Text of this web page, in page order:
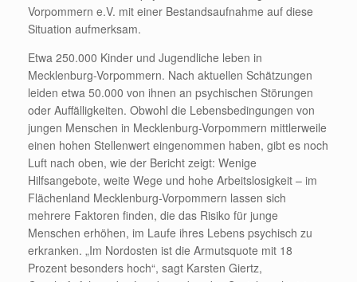
Vorpommern e.V. mit einer Bestandsaufnahme auf diese
Situation aufmerksam.
Etwa 250.000 Kinder und Jugendliche leben in
Mecklenburg-Vorpommern. Nach aktuellen Schätzungen
leiden etwa 50.000 von ihnen an psychischen Störungen
oder Auffälligkeiten. Obwohl die Lebensbedingungen von
jungen Menschen in Mecklenburg-Vorpommern mittlerweile
einen hohen Stellenwert eingenommen haben, gibt es noch
Luft nach oben, wie der Bericht zeigt: Wenige
Hilfsangebote, weite Wege und hohe Arbeitslosigkeit – im
Flächenland Mecklenburg-Vorpommern lassen sich
mehrere Faktoren finden, die das Risiko für junge
Menschen erhöhen, im Laufe ihres Lebens psychisch zu
erkranken. „Im Nordosten ist die Armutsquote mit 18
Prozent besonders hoch“, sagt Karsten Giertz,